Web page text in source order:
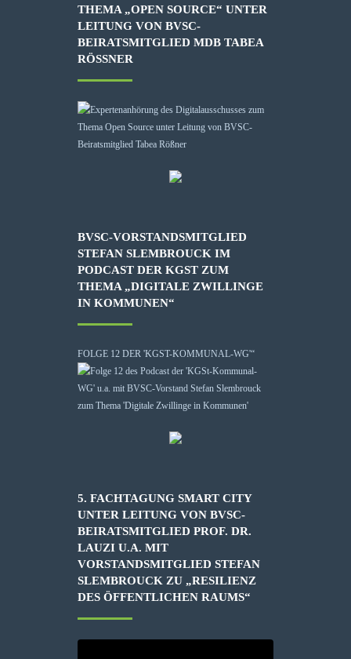
THEMA „OPEN SOURCE“ UNTER
LEITUNG VON BVSC-
BEIRATSMITGLIED MDB TABEA
RÖSSNER
BVSC-VORSTANDSMITGLIED
STEFAN SLEMBROUCK IM
PODCAST DER KGST ZUM
THEMA „DIGITALE ZWILLINGE
IN KOMMUNEN“
FOLGE 12 DER 'KGST-KOMMUNAL-WG'“
5. FACHTAGUNG SMART CITY
UNTER LEITUNG VON BVSC-
BEIRATSMITGLIED PROF. DR.
LAUZI U.A. MIT
VORSTANDSMITGLIED STEFAN
SLEMBROUCK ZU „RESILIENZ
DES ÖFFENTLICHEN RAUMS“